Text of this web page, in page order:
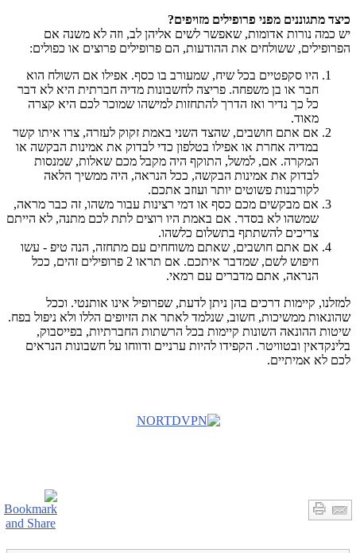
כיצד מתגוננים מפני פרופילים מזויפים?
יש כמה נורות אדומות, שאפשר לשים אליהן לב, וזה לא משנה אם
הפרופילים, ששולחים את ההודעות, הם פרופילים פרוצים או כפולים:
היו סקפטיים בכל שיח, שמעורב בו כסף. אפילו אם השולח הוא
חבר או בן משפחה. פריצה לחשבונות מדיה חברתית היא לא דבר
כל כך נדיר ואז הדרך להתחזות למישהו שמוכר לכם היא קצרה
מאוד.
אם אתם חושבים, שהצד השני באמת זקוק לעזרה, צרו איתו קשר
במדיה אחרת או אפילו בטלפון כדי לבדוק את אמינות הבקשה או
המקרה. אם, למשל, התוקף היה מקבל מכם שאלות, שמנסות
לבדוק את אמינות הבקשה, ככל הנראה, היה ממשיך הלאה
לקורבנות פשוטים יותר ועוזב אתכם.
אם מבקשים מכם כסף או דמי רצינות עבור משהו, זה כבר מראה,
שמשהו לא בסדר. אם באמת היו רוצים לתת לכם מתנה, לא הייתם
צריכים להשתתף בתשלום כלשהו.
אם אתם חושבים, שאתם משוחחים עם מתחזה, הנה טיפ - עשו
חיפוש לשם, שמדבר איתכם. אם תראו 2 פרופילים זהים, ככל
הנראה, אתם מדברים עם רמאי.
למזלנו, קיימות דרכים בהן ניתן לדעת, שפרופיל אינו אותנטי. וככל
שהונאות ממשיכות, חשוב, שנלמד לאתר את הזיופים הללו ולא ניפול בפח.
שיטות ההונאה השונות קיימות בכל הרשתות החברתיות, בפייסבוק,
בלינקדאין ובטוויטר. הקפידו להיות ערניים ודווחו על חשבונות הנראים
לכם לא אמיתיים.